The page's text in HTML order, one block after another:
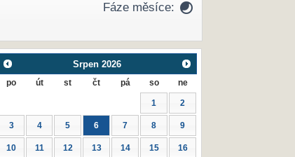
Fáze měsíce:
Srpen 2026
po út st čt pá so ne
1 2
3 4 5 6 7 8 9
10 11 12 13 14 15 16